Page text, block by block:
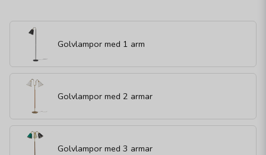
Golvlampor med 1 arm
Golvlampor med 2 armar
Golvlampor med 3 armar